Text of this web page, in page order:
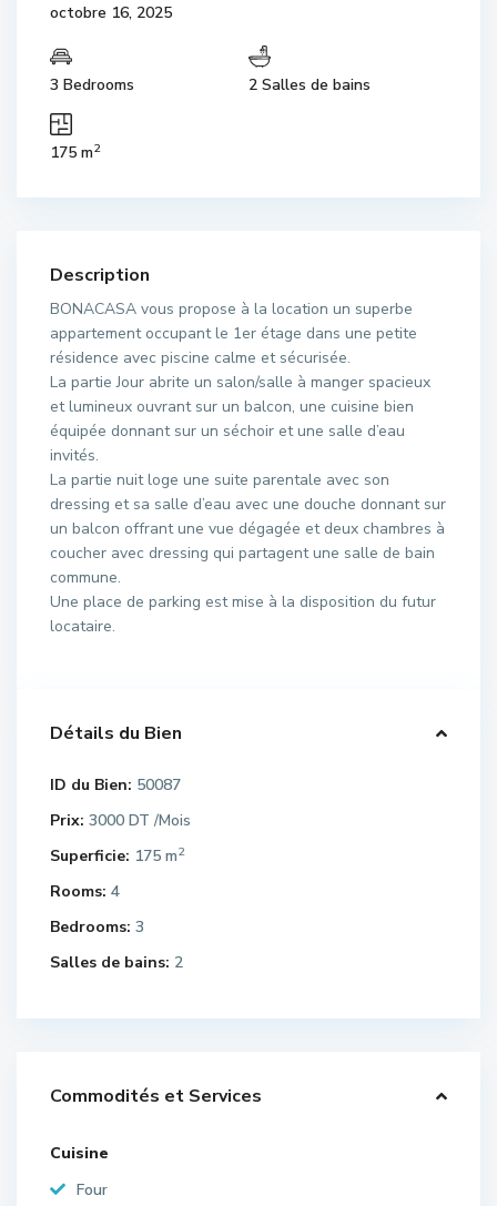
octobre 16, 2025
3 Bedrooms 2 Salles de bains
175 m2
Description
BONACASA vous propose à la location un superbe
appartement occupant le 1er étage dans une petite
résidence avec piscine calme et sécurisée.
La partie Jour abrite un salon/salle à manger spacieux
et lumineux ouvrant sur un balcon, une cuisine bien
équipée donnant sur un séchoir et une salle d’eau
invités.
La partie nuit loge une suite parentale avec son
dressing et sa salle d’eau avec une douche donnant sur
un balcon offrant une vue dégagée et deux chambres à
coucher avec dressing qui partagent une salle de bain
commune.
Une place de parking est mise à la disposition du futur
locataire.
Détails du Bien
ID du Bien: 50087
Prix: 3000 DT /Mois
Superficie: 175 m2
Rooms: 4
Bedrooms: 3
Salles de bains: 2
Commodités et Services
Cuisine
Four